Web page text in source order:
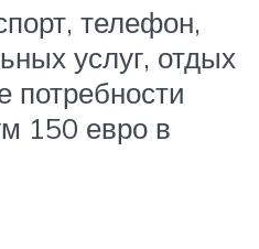
телефон,
услуг, отдых
потребности
150 евро в